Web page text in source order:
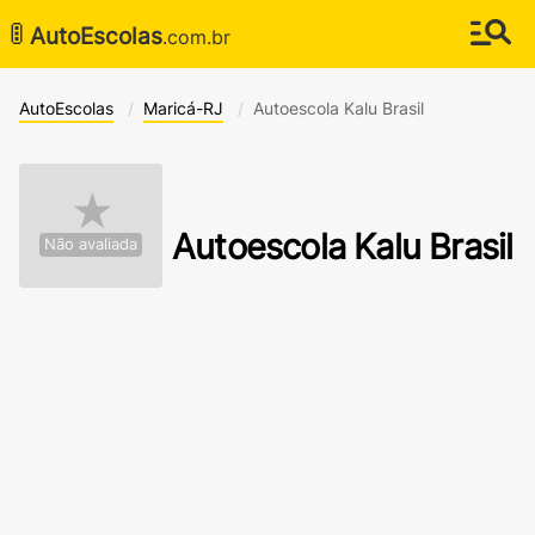
🚦 AutoEscolas.com.br
AutoEscolas Maricá-RJ Autoescola Kalu Brasil
★
Não avaliada Autoescola Kalu Brasil